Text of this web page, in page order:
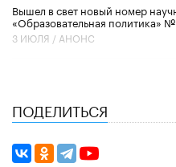
Вышел в свет новый номер
«Образовательная политика»
3 ИЮЛЯ / АНОНС
ПОДЕЛИТЬСЯ